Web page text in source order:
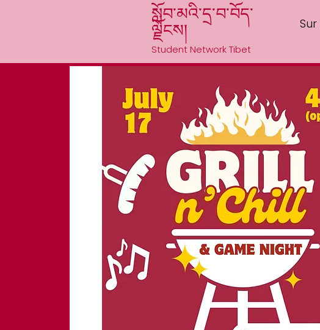
སློབ་མའི་དྲ་བ་བོད་
ལྗོངས།
Student Network Tibet